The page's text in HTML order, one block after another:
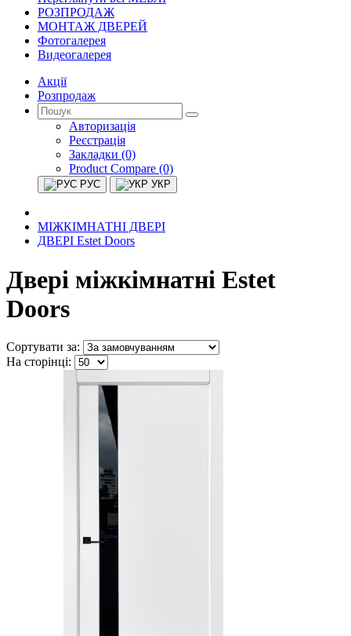
РОЗПРОДАЖ
МОНТАЖ ДВЕРЕЙ
Фотогалерея
Видеогалерея
Акції
Розпродаж
Авторизація
Реєстрація
Закладки (0)
Product Compare (0)
РУС УКР
МІЖКІМНАТНІ ДВЕРІ
ДВЕРІ Estet Doors
Двері міжкімнатні Estet
Doors
Сортувати за:
На сторінці: